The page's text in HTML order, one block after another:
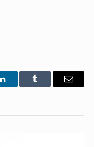
LinkedInTumblr Email